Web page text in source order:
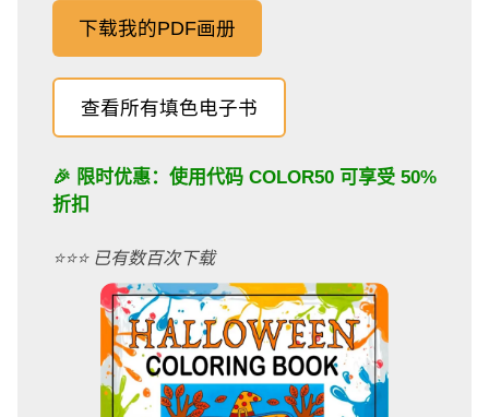
下载我的PDF画册
查看所有填色电子书
🎉 限时优惠：使用代码 COLOR50 可享受 50%
折扣
⭐️⭐️⭐️ 已有数百次下载